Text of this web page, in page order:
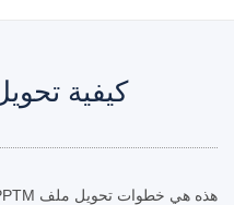
هذه هي خطوات تحويل ملف PPTM إلى XPS باستخدام Python.